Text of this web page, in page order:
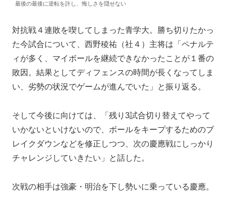
最後の最後に逆転を許し、悔しさを隠せない
対抗戦４連敗を喫してしまった青学大。勝ち切りたかっ
た今試合について、西野稜祐（社４）主将は「ペナルテ
ィが多く、マイボールを継続できなかったことが１番の
敗因。結果としてディフェンスの時間が長くなってしま
い、劣勢の状況でゲームが進んでいた」と振り返る。
そして今後に向けては、「残り3試合切り替えてやって
いかないといけないので、ボールをキープするためのブ
レイクダウンなどを修正しつつ、次の慶應戦にしっかり
チャレンジしていきたい」と話した。
次戦の相手は強豪・明治を下し勢いに乗っている慶應。